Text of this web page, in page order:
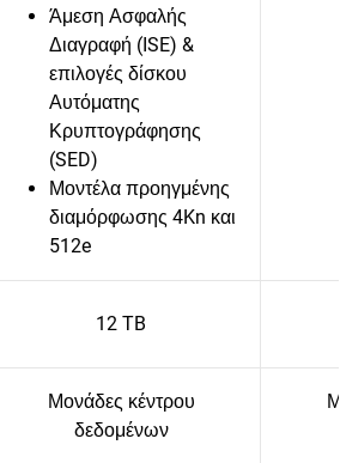
Άμεση Ασφαλής
Διαγραφή (ISE) &
επιλογές δίσκου
Αυτόματης
Κρυπτογράφησης
(SED)
Μοντέλα προηγμένης
διαμόρφωσης 4Kn και
512e
12 TB
Μονάδες κέντρου
δεδομένων